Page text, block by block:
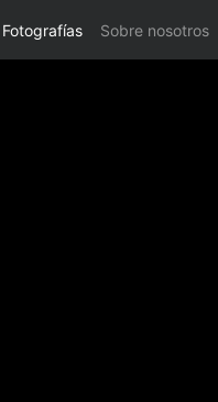
Fotografías Sobre nosotros